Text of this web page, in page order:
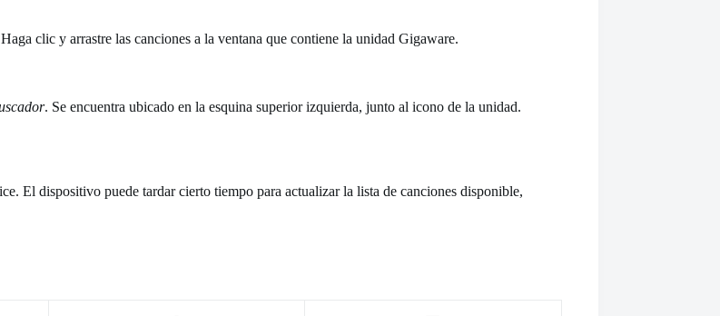
clic y arrastre las canciones a la ventana que contiene la unidad Gigaware.
. Se encuentra ubicado en la esquina superior izquierda, junto al icono de la unidad.
El dispositivo puede tardar cierto tiempo para actualizar la lista de canciones disponible,